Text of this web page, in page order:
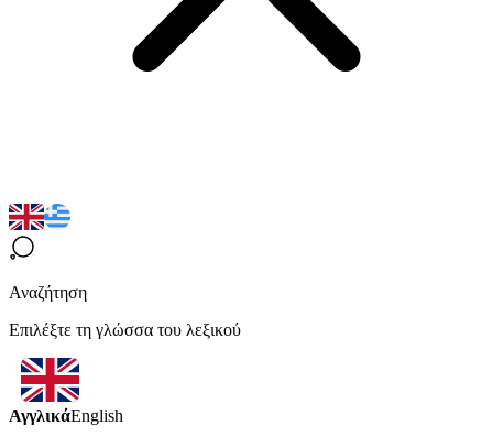
Αναζήτηση
Επιλέξτε τη γλώσσα του λεξικού
ΑγγλικάEnglish